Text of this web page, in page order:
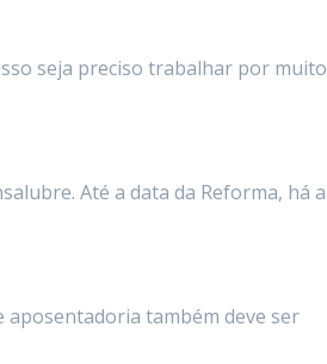
seja preciso trabalhar por muito
Até a data da Reforma, há a
também deve ser